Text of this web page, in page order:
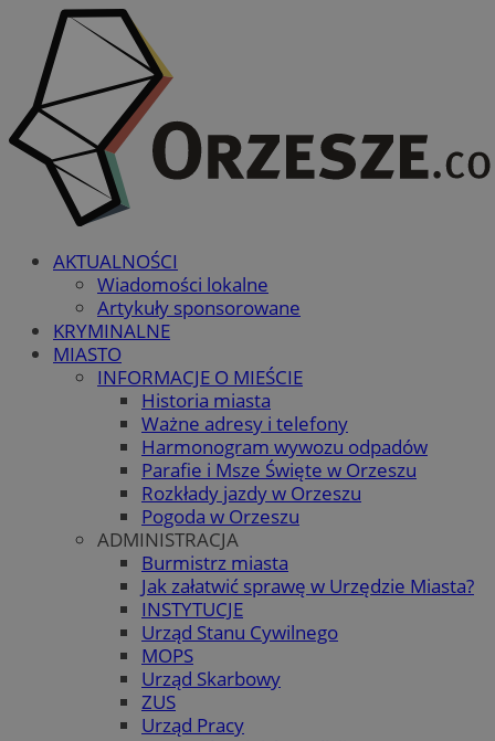
AKTUALNOŚCI
Wiadomości lokalne
Artykuły sponsorowane
KRYMINALNE
MIASTO
INFORMACJE O MIEŚCIE
Historia miasta
Ważne adresy i telefony
Harmonogram wywozu odpadów
Parafie i Msze Święte w Orzeszu
Rozkłady jazdy w Orzeszu
Pogoda w Orzeszu
ADMINISTRACJA
Burmistrz miasta
Jak załatwić sprawę w Urzędzie Miasta?
INSTYTUCJE
Urząd Stanu Cywilnego
MOPS
Urząd Skarbowy
ZUS
Urząd Pracy